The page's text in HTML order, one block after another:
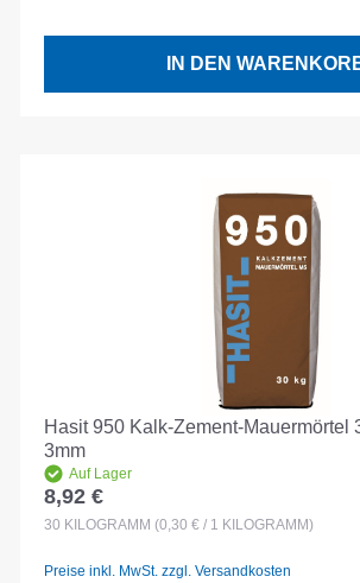
IN DEN
Hasit 950 Kalk-Zement-Mauermörtel
3mm
Auf Lager
Regulärer Preis:
8,92 €
30 KILOGRAMM (0,30 € / 1 KILOGRAMM)
Preise inkl. MwSt. zzgl. Versandkosten